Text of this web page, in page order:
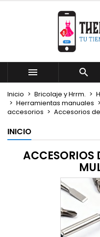
 
Inicio Bricolaje y Hrrm.
Herramientas manuales
accesorios
Accesorios
INICIO
ACCESORIOS
Mi lista de
Crear nueva lista
((confirmMessage))
((cancelText))
Crear lista
Nombre de la lista de
Cancelar
Iniciar sesión
Debe iniciar sesión
lista de deseos.